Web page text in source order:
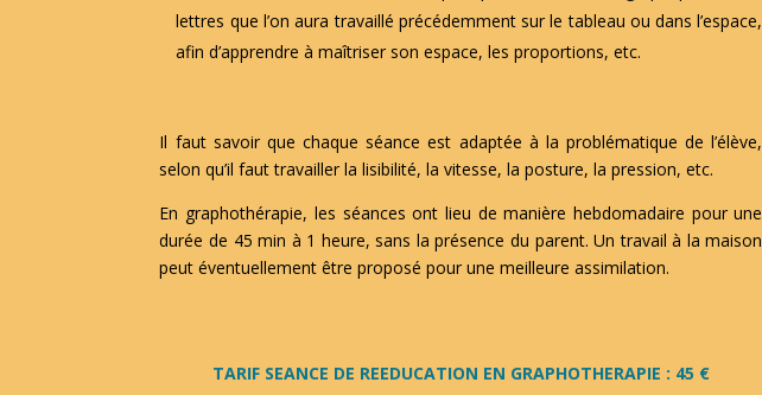
lettres que l’on aura travaillé précédemment sur le tableau ou dans l’espace,
afin d’apprendre à maîtriser son espace, les proportions, etc.
Il faut savoir que chaque séance est adaptée à la problématique de l’élève,
selon qu’il faut travailler la lisibilité, la vitesse, la posture, la pression, etc.
En graphothérapie, les séances ont lieu de manière hebdomadaire pour une
durée de 45 min à 1 heure, sans la présence du parent. Un travail à la maison
peut éventuellement être proposé pour une meilleure assimilation.
TARIF SEANCE DE REEDUCATION EN GRAPHOTHERAPIE : 45 €